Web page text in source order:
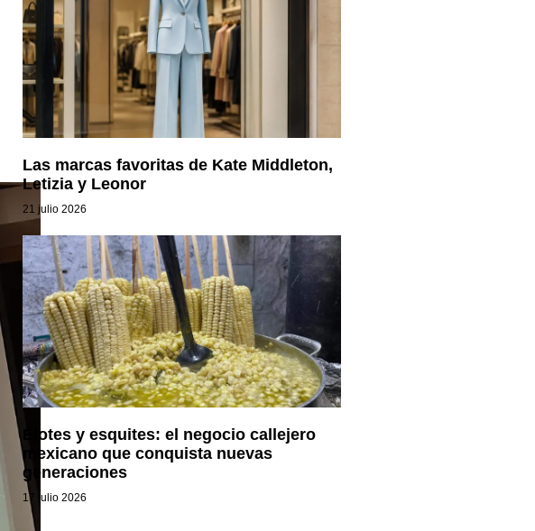
Las marcas favoritas de Kate Middleton,
Letizia y Leonor
21 julio 2026
Elotes y esquites: el negocio callejero
mexicano que conquista nuevas
generaciones
17 julio 2026